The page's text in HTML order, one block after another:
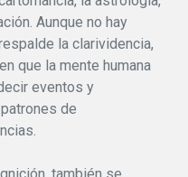
Aunque no hay
la clarividencia,
que la mente humana
eventos y
de